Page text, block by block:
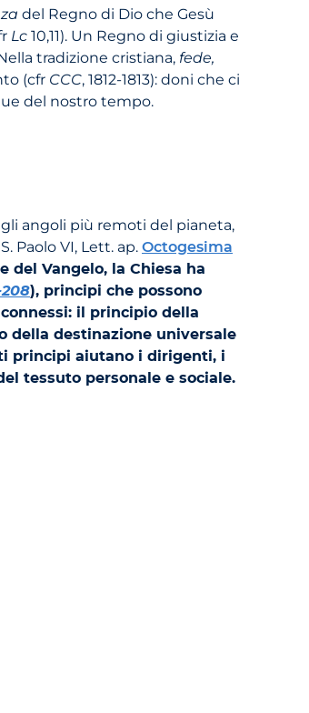
del Regno di Dio che Gesù
Lc10,11). Un Regno di giustizia e
tradizione cristiana, fede,
(cfr CCC, 1812-1813): doni che ci
del nostro tempo.
angoli più remoti del pianeta,
Paolo VI, Lett. ap.Octogesima
del Vangelo, la Chiesa ha
208), principi che possono
il principio della
della destinazione universale
principi aiutano i dirigenti, i
tessuto personale e sociale.